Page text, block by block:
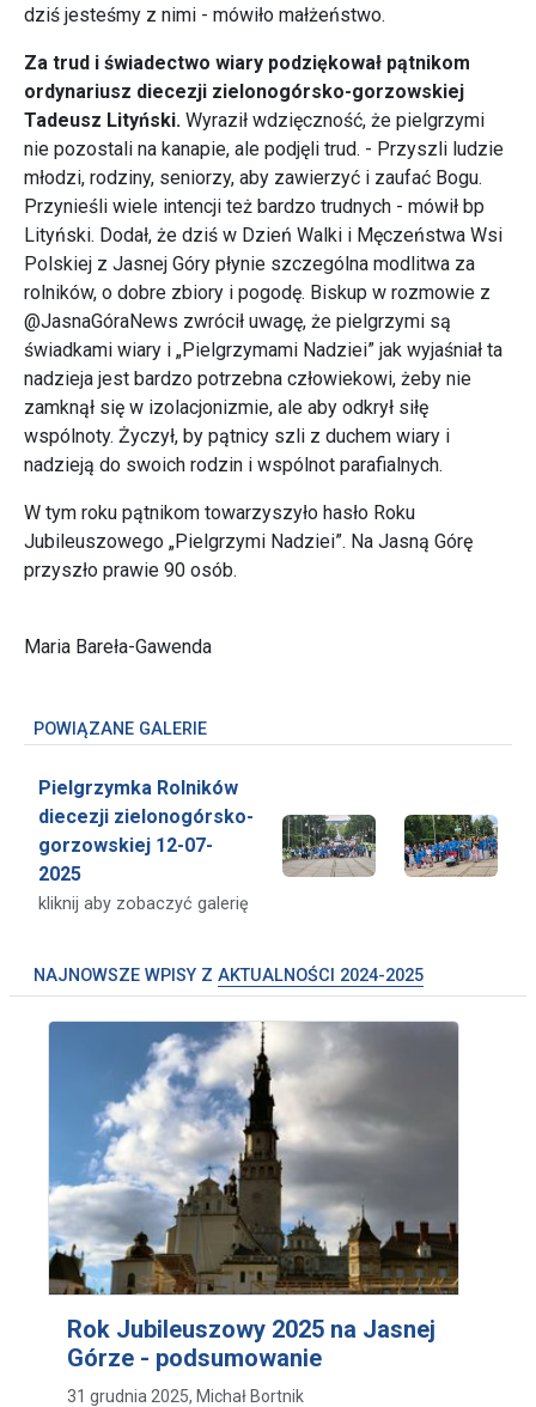
dziś jesteśmy z nimi - mówiło małżeństwo.
Za trud i świadectwo wiary podziękował pątnikom
ordynariusz diecezji zielonogórsko-gorzowskiej
Tadeusz Lityński. Wyraził wdzięczność, że pielgrzymi
nie pozostali na kanapie, ale podjęli trud. - Przyszli ludzie
młodzi, rodziny, seniorzy, aby zawierzyć i zaufać Bogu.
Przynieśli wiele intencji też bardzo trudnych - mówił bp
Lityński. Dodał, że dziś w Dzień Walki i Męczeństwa Wsi
Polskiej z Jasnej Góry płynie szczególna modlitwa za
rolników, o dobre zbiory i pogodę. Biskup w rozmowie z
@JasnaGóraNews zwrócił uwagę, że pielgrzymi są
świadkami wiary i „Pielgrzymami Nadziei” jak wyjaśniał ta
nadzieja jest bardzo potrzebna człowiekowi, żeby nie
zamknął się w izolacjonizmie, ale aby odkrył siłę
wspólnoty. Życzył, by pątnicy szli z duchem wiary i
nadzieją do swoich rodzin i wspólnot parafialnych.
W tym roku pątnikom towarzyszyło hasło Roku
Jubileuszowego „Pielgrzymi Nadziei”. Na Jasną Górę
przyszło prawie 90 osób.
Maria Bareła-Gawenda
POWIĄZANE GALERIE
Pielgrzymka Rolników
diecezji zielonogórsko-
gorzowskiej 12-07-
2025
kliknij aby zobaczyć galerię
NAJNOWSZE WPISY Z AKTUALNOŚCI 2024-2025
Rok Jubileuszowy 2025 na Jasnej
Górze - podsumowanie
31 grudnia 2025, Michał Bortnik